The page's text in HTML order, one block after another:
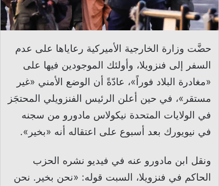
حضَّت وزارة الخارجية الأميركية رعاياها على عدم
السفر إلى فنزويلا، وأولئك الموجودين فيها على
«مغادرة البلاد فوراً»، عادّةً أن الوضع الأمني «غير
مستقر»، في حين أعلن الرئيس الفنزويلي المحتجَز
في الولايات المتحدة نيكولاس مادورو من سجنه
في نيويورك بعد أسبوع على اعتقاله أنه «بخير».
ونقل ابن مادورو عنه في فيديو نشره الحزب
الحاكم في فنزويلا، السبت قوله: «نحن بخير. نحن